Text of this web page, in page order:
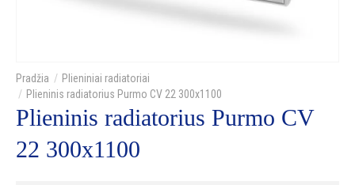
Plieniniai radiatoriai
Plieninis radiatorius Purmo CV 22 300x1100
Plieninis radiatorius Purmo CV
22 300x1100